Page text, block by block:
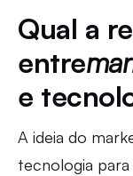
Qual a
entre
e
A ideia do
tecnologia